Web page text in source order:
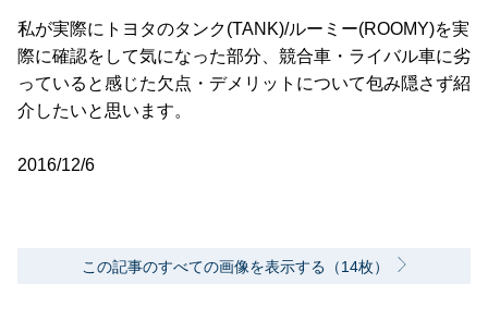
私が実際にトヨタのタンク(TANK)/ルーミー(ROOMY)を実
際に確認をして気になった部分、競合車・ライバル車に劣
っていると感じた欠点・デメリットについて包み隠さず紹
介したいと思います。
2016/12/6
この記事のすべての画像を表示する（14枚）